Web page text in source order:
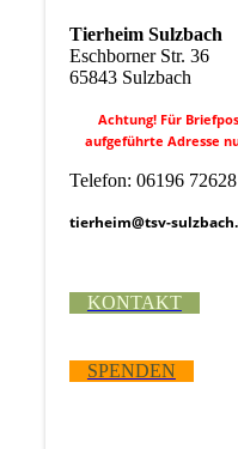
Tierheim Sulzbach
Eschborner Str. 36
65843 Sulzbach
Achtung! Für
aufgeführte Adresse
Telefon: 06196 72628
tierheim@tsv-
KONTAKT
SPENDEN